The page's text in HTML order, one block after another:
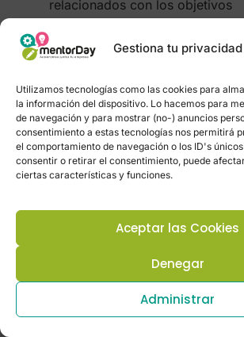
Gestiona tu privacidad
Utilizamos tecnologías como las cookies para
la información del dispositivo. Lo hacemos para
de navegación y para mostrar (no-) anuncios
consentimiento a estas tecnologías nos permitirá
el comportamiento de navegación o los ID's
consentir o retirar el consentimiento, puede
ciertas características y funciones.
Aceptar las Cookies
Denegar
Administrar
relacionados con los objetivos
Contenidos:
Se trata de lecturas de corta
duración que aportarán
sobre:
importancia y necesidad del
emprendimiento.
La figura del emprendedor.
metodología:
Lectura individual.